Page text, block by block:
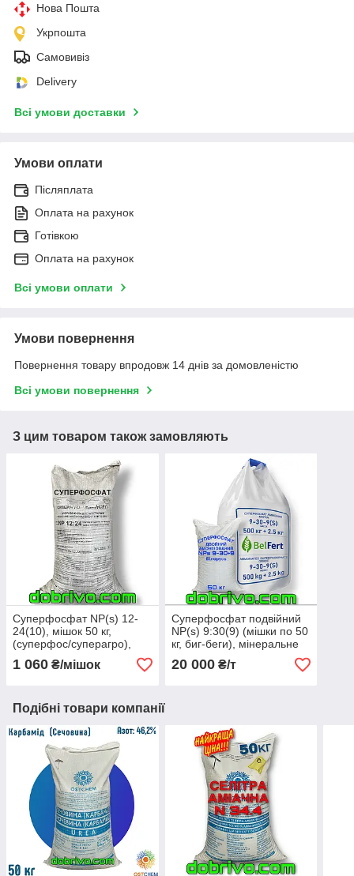
Нова Пошта
Укрпошта
Самовивіз
Delivery
Всі умови доставки
Умови оплати
Післяплата
Оплата на рахунок
Готівкою
Оплата на рахунок
Всі умови оплати
Умови повернення
Повернення товару впродовж 14 днів за домовленістю
Всі умови повернення
З цим товаром також замовляють
Суперфосфат NP(s) 12-
24(10), мішок 50 кг,
(суперфос/суперагро),
мінеральне добриво
1 060 ₴/мішок
Суперфосфат подвійний
NP(s) 9:30(9) (мішки по 50
кг, биг-беги), мінеральне
добриво
20 000₴/т
Подібні товари компанії